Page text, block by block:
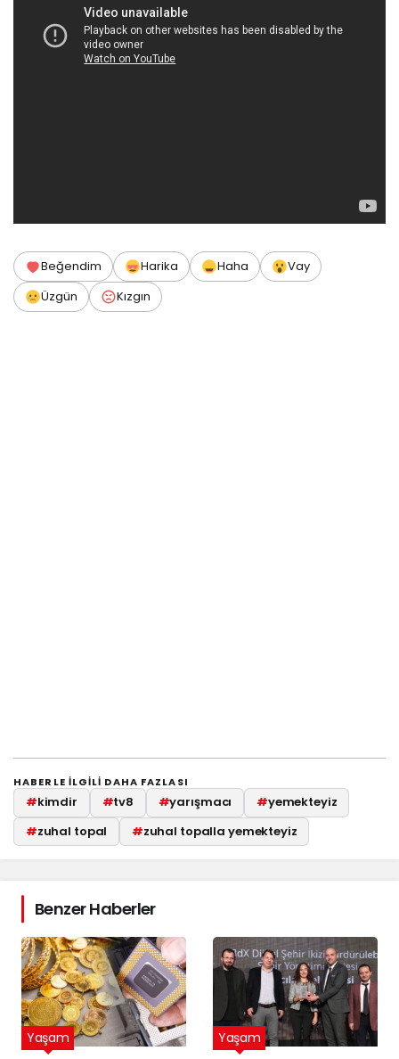
Beğendim Harika Haha
Vay
Üzgün
Kızgın
HABERLE ILGILI DAHA FAZLASI
#kimdir #tv8 #yarışmacı #yemekteyiz
#zuhal topal #zuhal topalla yemekteyiz
Benzer Haberler
Yaşam Yaşam